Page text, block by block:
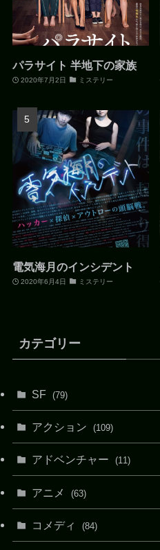
パラサイト 半地下の家族
2020年7月2日 ミステリー
電気海月のインシデント
2020年6月4日 ミステリー
カテゴリー
SF (79)
アクション (109)
アドベンチャー (11)
アニメ (63)
コメディ (84)